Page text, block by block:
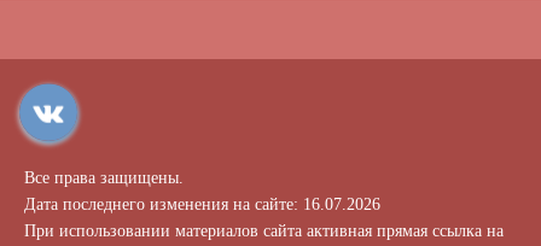
Все права защищены.
Дата последнего изменения на сайте: 16.07.2026
При использовании материалов сайта активная прямая ссылка на